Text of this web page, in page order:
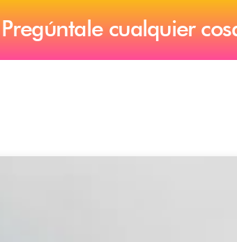
Pregúntale cualquier